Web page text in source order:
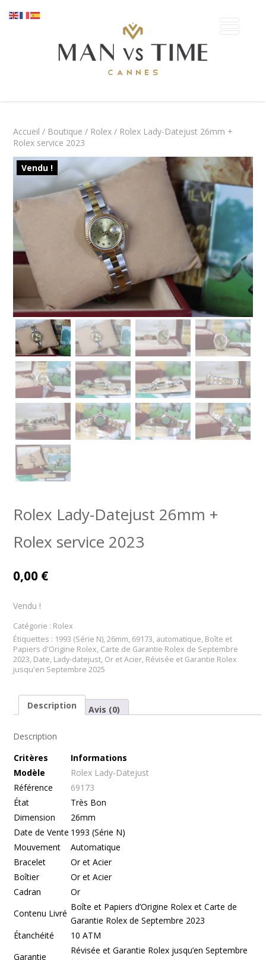
Accueil / Boutique / Rolex/ Rolex Lady-Datejust 26mm +
Rolex service 2023
Vendu !
Rolex Lady-Datejust 26mm +
Rolex service 2023
0,00 €
Vendu !
Catégorie : Rolex
Étiquettes : 1993 (Série N), 26mm, 69173, automatique, Boîte et
Papiers d'Origine Rolex, Carte de Garantie Rolex de Septembre
2023, Date, Lady-datejust, Or et Acier, Révisée et Garantie Rolex
jusqu'en Septembre 2025
Description Avis (0)
Description
Critères
Informations
Modèle
Rolex Lady-Datejust
Référence
69173
État
Très Bon
Dimension
26mm
Date de Vente 1993 (Série N)
Mouvement
Automatique
Bracelet
Or et Acier
Boîtier
Or et Acier
Cadran
Or
Contenu Livré
Boîte et Papiers d’Origine Rolex et Carte de
Garantie Rolex de Septembre 2023
Étanchéité
10 ATM
Garantie
Révisée et Garantie Rolex jusqu’en Septembre